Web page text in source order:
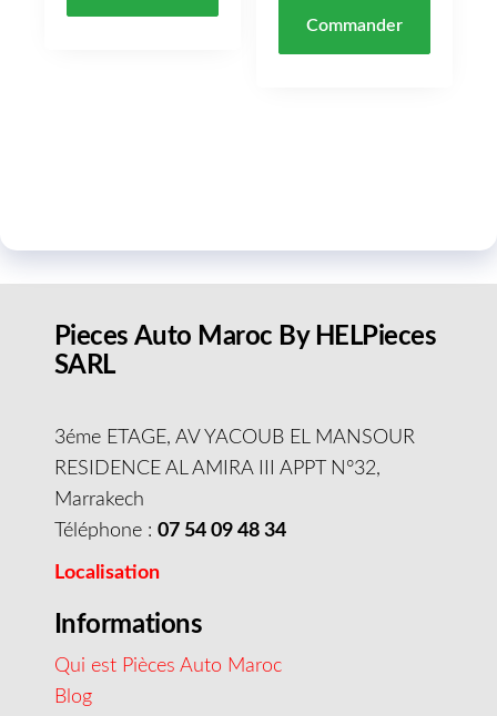
Commander
Pieces Auto Maroc By HELPieces
SARL
3éme ETAGE, AV YACOUB EL MANSOUR
RESIDENCE AL AMIRA III APPT N°32,
Marrakech
Téléphone : 07 54 09 48 34
Localisation
Informations
Qui est Pièces Auto Maroc
Blog